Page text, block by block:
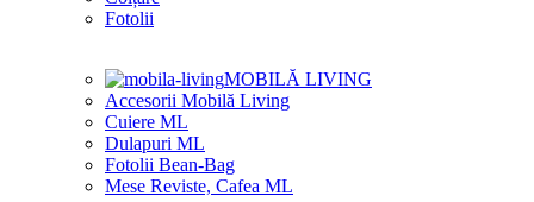
Fotolii
MOBILĂ LIVING
Accesorii Mobilă Living
Cuiere ML
Dulapuri ML
Fotolii Bean-Bag
Mese Reviste, Cafea ML